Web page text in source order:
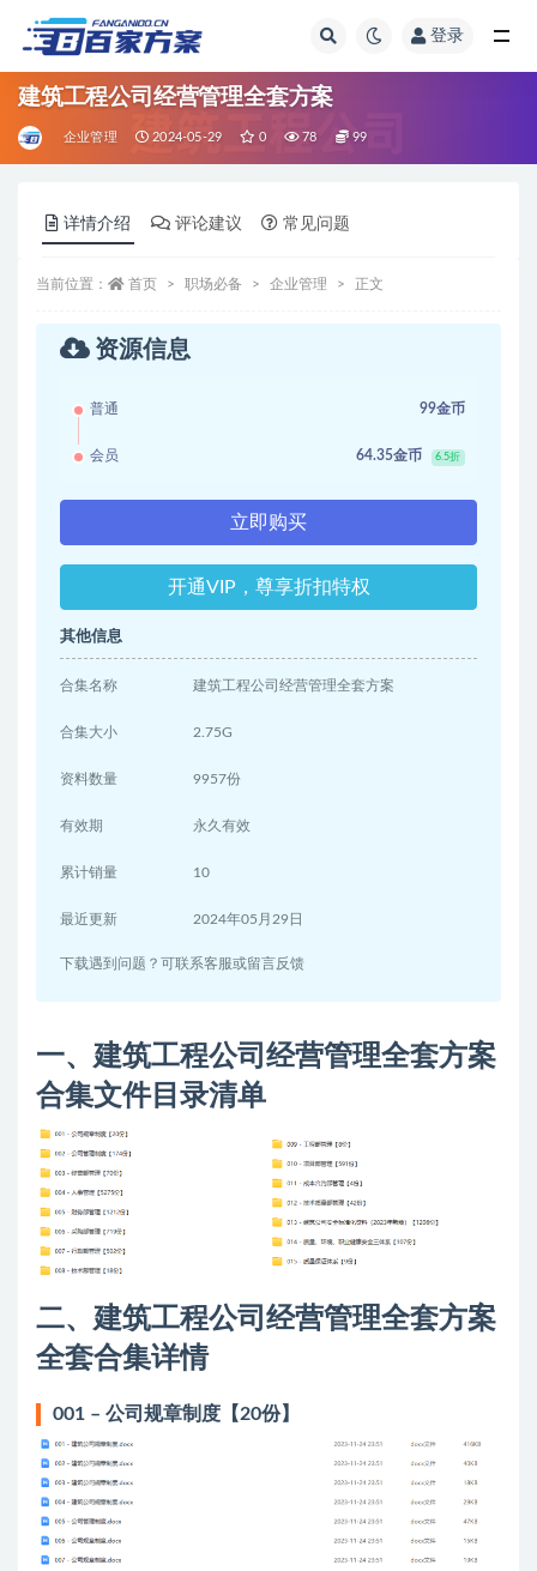
登录
建筑工程公司经营管理全套方案
企业管理 2024-05-29 0 78 99
详情介绍 评论建议 常见问题
当前位置： 首页 职场必备 企业管理 正文
资源信息
普通 99金币
会员 64.35金币 6.5折
立即购买
开通VIP，尊享折扣特权
其他信息
合集名称 建筑工程公司经营管理全套方案
合集大小 2.75G
资料数量 9957份
有效期 永久有效
累计销量 10
最近更新 2024年05月29日
下载遇到问题？可联系客服或留言反馈
一、建筑工程公司经营管理全套方案
合集文件目录清单
二、建筑工程公司经营管理全套方案
全套合集详情
001 – 公司规章制度【20份】